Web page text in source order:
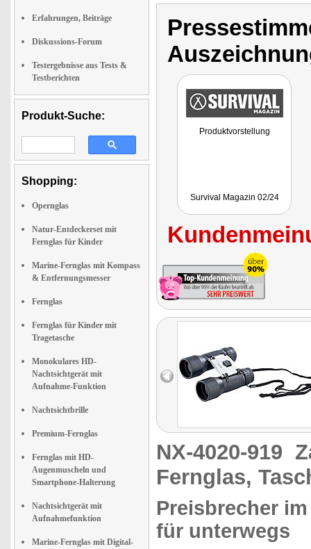
Erfahrungen, Beiträge
Diskussions-Forum
Testergebnisse aus Tests &
Testberichten
Produkt-Suche:
Shopping:
Opernglas
Natur-Entdeckerset mit
Fernglas für Kinder
Marine-Fernglas mit Kompass
& Entfernungsmesser
Fernglas
Fernglas für Kinder mit
Tragetasche
Monokulares HD-
Nachtsichtgerät mit
Aufnahme-Funktion
Nachtsichtbrille
Premium-Fernglas
Fernglas mit HD-
Augenmuscheln und
Smartphone-Halterung
Nachtsichtgerät mit
Aufnahmefunktion
Marine-Fernglas mit Digital-
Produktvorstellung
Survival Magazin 02/24
NX-4020-919
Fernglas,
Preisbrecher
für unterwegs